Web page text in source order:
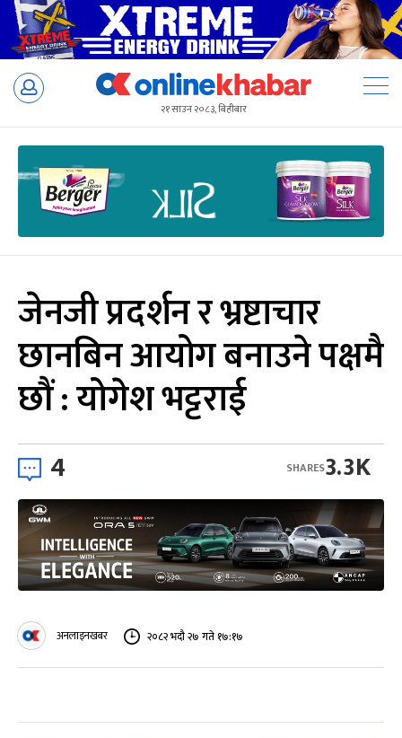
Skip
२१ साउन २०८३, बिहीबार
जेनजी प्रदर्शन र भ्रष्टाचार
छानबिन आयोग बनाउने पक्षमै
छौं : योगेश भट्टराई
4 3.3K
SHARES
अनलाइनखबर २०८२ भदौ २७ गते १७:१७